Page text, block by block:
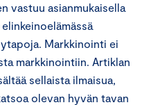
vastuu asianmukaisella
Markkinointi ei
markkinointiin. Artiklan
sellaista ilmaisua,
olevan hyvän tavan